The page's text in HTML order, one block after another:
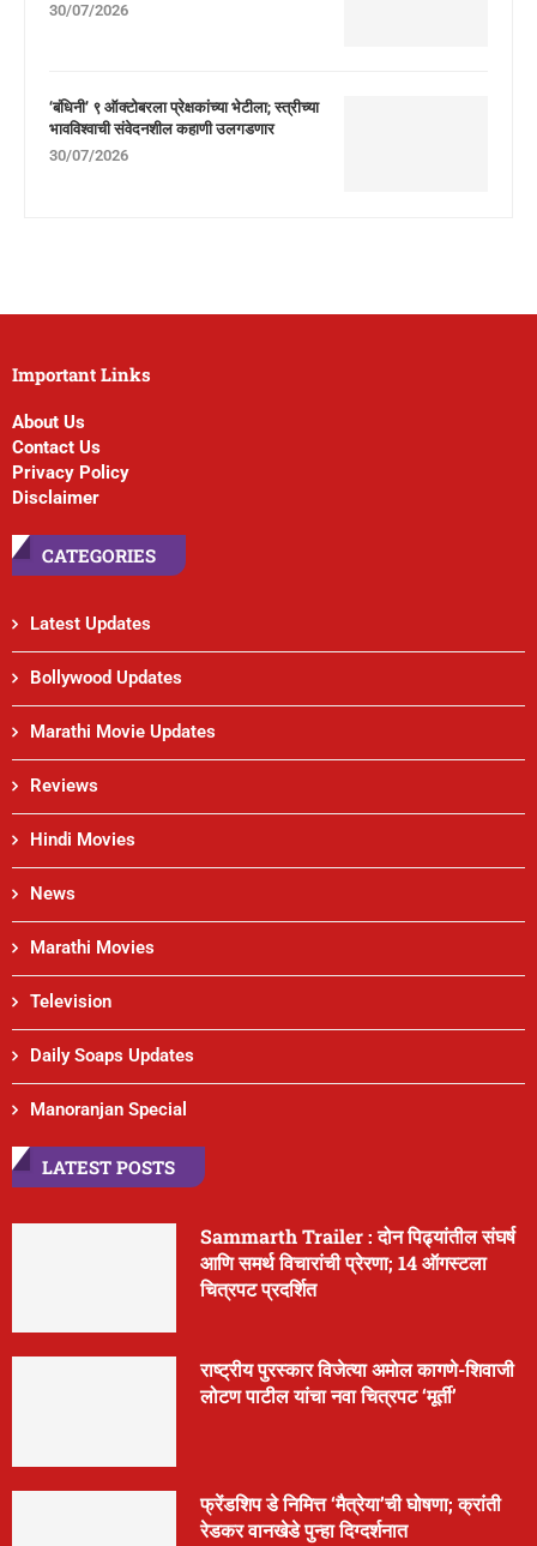
30/07/2026
‘बंधिनी’ ९ ऑक्टोबरला प्रेक्षकांच्या भेटीला; स्त्रीच्या
भावविश्वाची संवेदनशील कहाणी उलगडणार
30/07/2026
Important Links
About Us
Contact Us
Privacy Policy
Disclaimer
CATEGORIES
Latest Updates
Bollywood Updates
Marathi Movie Updates
Reviews
Hindi Movies
News
Marathi Movies
Television
Daily Soaps Updates
Manoranjan Special
LATEST POSTS
Sammarth Trailer : दोन पिढ्यांतील संघर्ष
आणि समर्थ विचारांची प्रेरणा; 14 ऑगस्टला
चित्रपट प्रदर्शित
राष्ट्रीय पुरस्कार विजेत्या अमोल कागणे-शिवाजी
लोटण पाटील यांचा नवा चित्रपट ‘मूर्ती’
फ्रेंडशिप डे निमित्त ‘मैत्रेया’ची घोषणा; क्रांती
रेडकर वानखेडे पुन्हा दिग्दर्शनात